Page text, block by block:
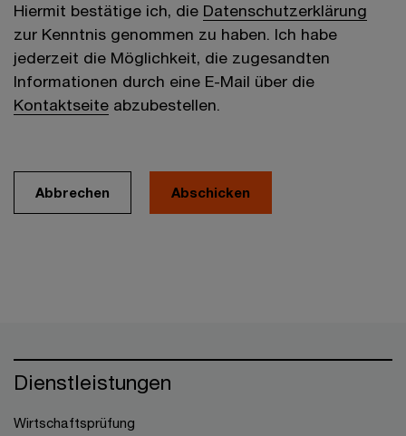
Hiermit bestätige ich, die Datenschutzerklärung
zur Kenntnis genommen zu haben. Ich habe
jederzeit die Möglichkeit, die zugesandten
Informationen durch eine E-Mail über die
Kontaktseite abzubestellen.
Abbrechen
Dienstleistungen
Wirtschaftsprüfung